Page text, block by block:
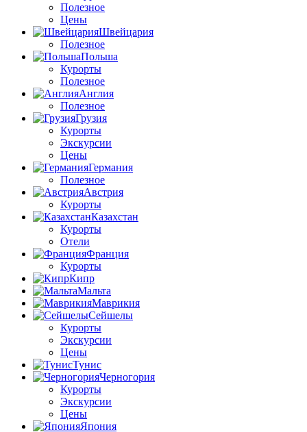
Полезное
Цены
Швейцария
Полезное
Польша
Курорты
Полезное
Англия
Полезное
Грузия
Курорты
Экскурсии
Цены
Германия
Полезное
Австрия
Курорты
Казахстан
Курорты
Отели
Франция
Курорты
Кипр
Мальта
Маврикия
Сейшелы
Курорты
Экскурсии
Цены
Тунис
Черногория
Курорты
Экскурсии
Цены
Япония